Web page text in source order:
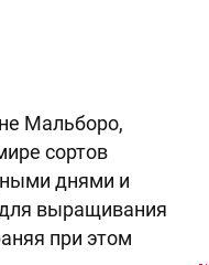
Мальборо,
сортов
днями и
выращивания
при этом